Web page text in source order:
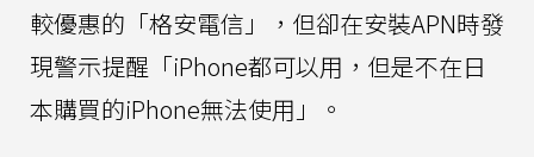
較優惠的「格安電信」，但卻在安裝APN時發
現警示提醒「iPhone都可以用，但是不在日
本購買的iPhone無法使用」。